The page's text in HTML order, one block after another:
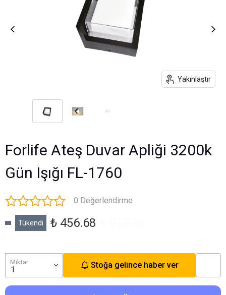
Yakınlaştır
Forlife Ateş Duvar Apliği 3200k
Gün Işığı FL-1760
0 Değerlendirme
Tükendi ₺ 456.68
Miktar Stoğa gelince haber ver